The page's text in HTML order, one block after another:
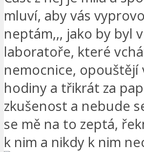
mluví, aby vás
neptám,,, jako by byl
laboratoře, které
nemocnice, opouštějí
hodiny a třikrát za
zkušenost a nebude
se mě na to zeptá,
k nim a nikdy k nim